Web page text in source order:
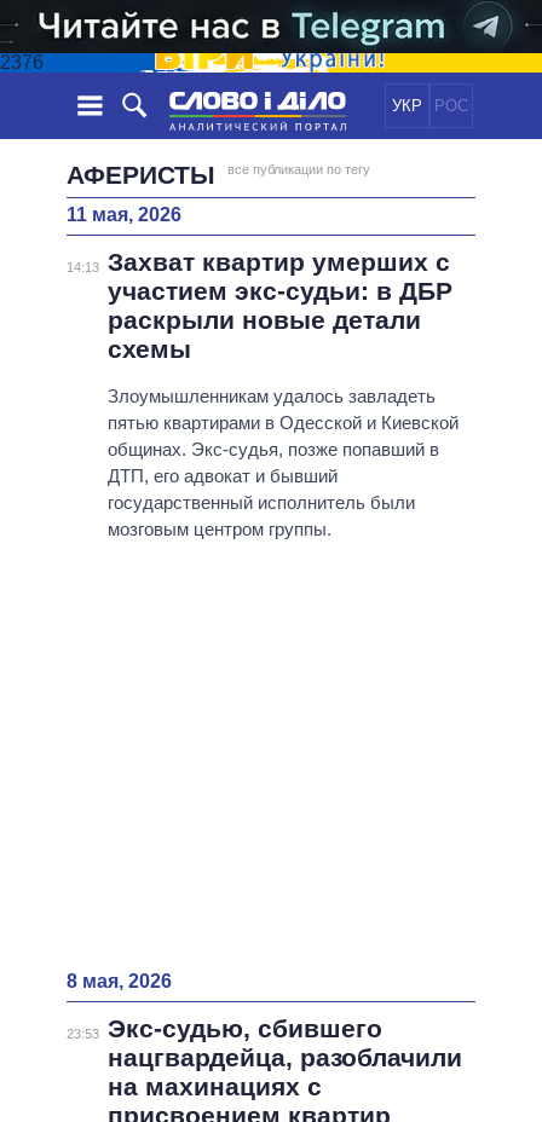
2376
УКР РОС
НОВОСТИ
ЛЕНТА
СОБЫТИЯ
СТАТЬИ
МНЕНИЯ
ДАЙДЖЕСТЫ
ЭКОНОМИКА
ОБЩЕСТВО
МИР
ПОЛИТИКИ
ВСЕ ПОЛИТИКИ
ВЕРХОВНАЯ РАДА
КАБИНЕТ МИНИСТРОВ
ГЛАВЫ ОБЛАДМИНИСТРАЦИЙ
МЭРЫ
ВСЕ ПЕРСОНЫ
ИНФОГРАФИКА
ПОДДЕРЖАТЬ
СРАВНЕНИЕ ПОЛИТИКОВ
АФЕРИСТЫ все публикации по тегу
11 мая, 2026
14:13 Захват квартир умерших с
участием экс-судьи: в ДБР
раскрыли новые детали
схемы
Злоумышленникам удалось завладеть
пятью квартирами в Одесской и Киевской
общинах. Экс-судья, позже попавший в
ДТП, его адвокат и бывший
государственный исполнитель были
мозговым центром группы.
8 мая, 2026
23:53 Экс-судью, сбившего
нацгвардейца, разоблачили
на махинациях с
присвоением квартир